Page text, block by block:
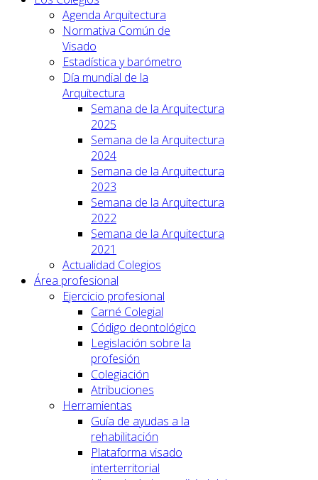
Agenda Arquitectura
Normativa Común de
Visado
Estadística y barómetro
Día mundial de la
Arquitectura
Semana de la Arquitectura
2025
Semana de la Arquitectura
2024
Semana de la Arquitectura
2023
Semana de la Arquitectura
2022
Semana de la Arquitectura
2021
Actualidad Colegios
Área profesional
Ejercicio profesional
Carné Colegial
Código deontológico
Legislación sobre la
profesión
Colegiación
Atribuciones
Herramientas
Guía de ayudas a la
rehabilitación
Plataforma visado
interterritorial